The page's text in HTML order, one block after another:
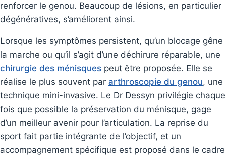
renforcer le genou. Beaucoup de lésions, en particulier
dégénératives, s’améliorent ainsi.
Lorsque les symptômes persistent, qu’un blocage gêne
la marche ou qu’il s’agit d’une déchirure réparable, une
chirurgie des ménisques peut être proposée. Elle se
réalise le plus souvent par arthroscopie du genou, une
technique mini-invasive. Le Dr Dessyn privilégie chaque
fois que possible la préservation du ménisque, gage
d’un meilleur avenir pour l’articulation. La reprise du
sport fait partie intégrante de l’objectif, et un
accompagnement spécifique est proposé dans le cadre